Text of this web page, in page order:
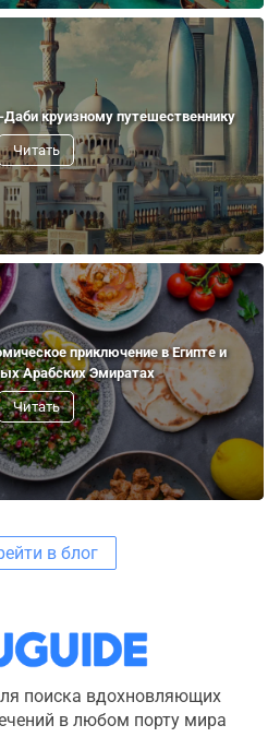
Даби круизному путешественнику
Читать
приключение в Египте и
Арабских Эмиратах
Читать
в блог
поиска вдохновляющих
в любом порту мира